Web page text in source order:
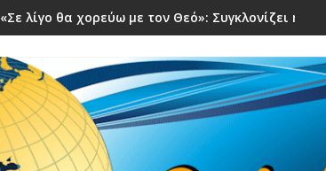
«Σε λίγο θα χορεύω με τον Θεό»: Συγκλονίζει η